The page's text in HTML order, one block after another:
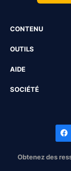
CONTENU
OUTILS
AIDE
SOCIÉTÉ
Obtenez des